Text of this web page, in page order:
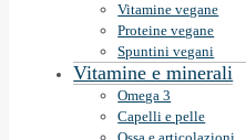
Vitamine vegane
Proteine vegane
Spuntini vegani
Vitamine e minerali
Omega 3
Capelli e pelle